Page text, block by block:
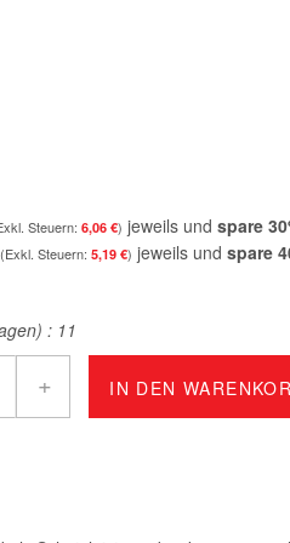
6,06 € jeweils und spare 30
5,19 € jeweils und spare
: 11
+ IN DEN